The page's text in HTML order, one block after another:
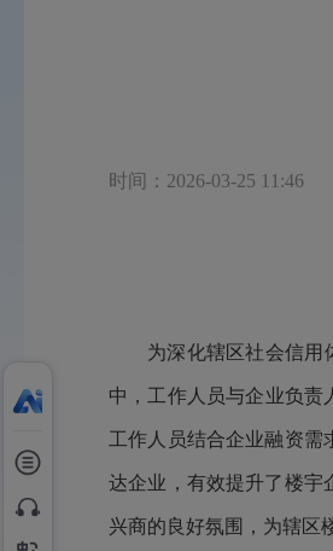
时间：2026-03-25 11:46
为深化辖区社会信用
中，工作人员与企业负责
工作人员结合企业融资需
达企业，有效提升了楼宇
兴商的良好氛围，为辖区